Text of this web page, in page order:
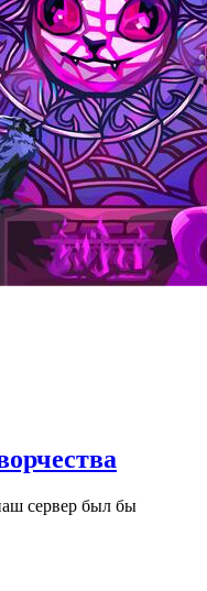
сервер был бы